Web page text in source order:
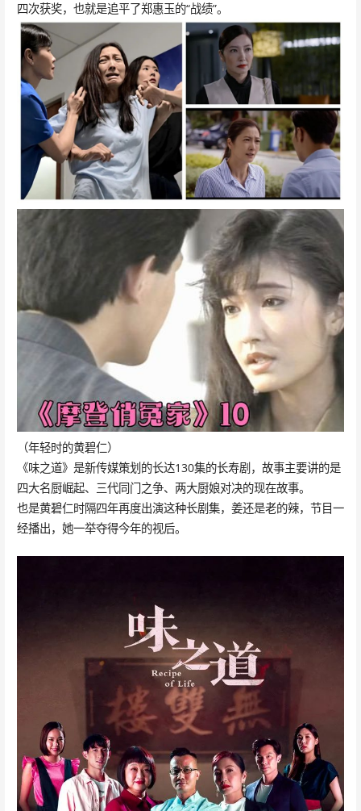
四次获奖，也就是追平了郑惠玉的“战绩”。
（年轻时的黄碧仁）
《味之道》是新传媒策划的长达130集的长寿剧，故事主要讲的是
四大名厨崛起、三代同门之争、两大厨娘对决的现在故事。
也是黄碧仁时隔四年再度出演这种长剧集，姜还是老的辣，节目一
经播出，她一举夺得今年的视后。